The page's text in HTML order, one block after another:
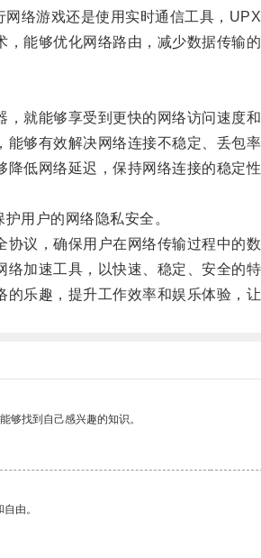
游戏还是使用实时通信工具，UPX
够优化网络路由，减少数据传输的
能够享受到更快的网络访问速度和
有效解决网络连接不稳定、丢包率
网络延迟，保持网络连接的稳定性
用户的网络隐私安全。
，确保用户在网络传输过程中的数
速工具，以快速、稳定、安全的特
趣，提升工作效率和娱乐体验，让
够找到自己感兴趣的知识。
由。